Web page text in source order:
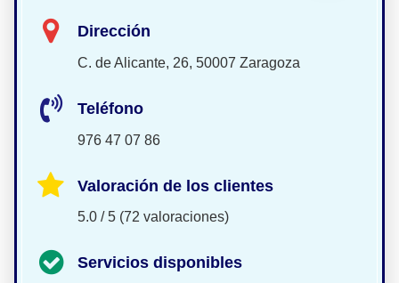
Dirección
C. de Alicante, 26, 50007 Zaragoza
Teléfono
976 47 07 86
Valoración de los clientes
5.0 / 5 (72 valoraciones)
Servicios disponibles